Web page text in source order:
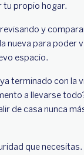
tu propio hogar.
y
nueva para poder
espacio.
terminado con la
a llevarse
de casa nunca
que